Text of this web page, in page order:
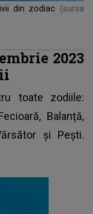
din zodiac
(sursa
2023
toate zodiile:
Balanță,
și Pești.